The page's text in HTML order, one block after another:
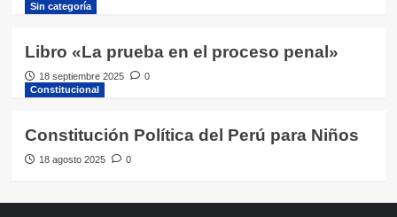
Sin categoría
Libro «La prueba en el proceso penal»
18 septiembre 2025
0
Constitucional
Constitución Política del Perú para Niños
18 agosto 2025 0